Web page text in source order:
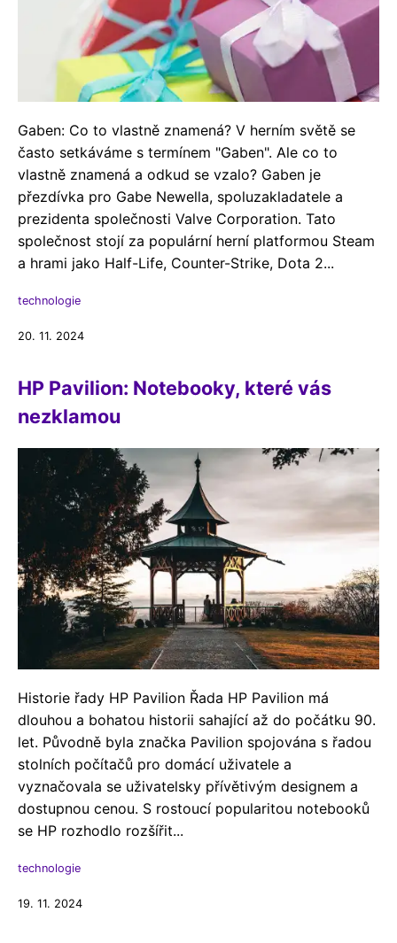
Gaben: Co to vlastně znamená? V herním světě se
často setkáváme s termínem "Gaben". Ale co to
vlastně znamená a odkud se vzalo? Gaben je
přezdívka pro Gabe Newella, spoluzakladatele a
prezidenta společnosti Valve Corporation. Tato
společnost stojí za populární herní platformou Steam
a hrami jako Half-Life, Counter-Strike, Dota 2...
technologie
20. 11. 2024
HP Pavilion: Notebooky, které vás
nezklamou
Historie řady HP Pavilion Řada HP Pavilion má
dlouhou a bohatou historii sahající až do počátku 90.
let. Původně byla značka Pavilion spojována s řadou
stolních počítačů pro domácí uživatele a
vyznačovala se uživatelsky přívětivým designem a
dostupnou cenou. S rostoucí popularitou notebooků
se HP rozhodlo rozšířit...
technologie
19. 11. 2024